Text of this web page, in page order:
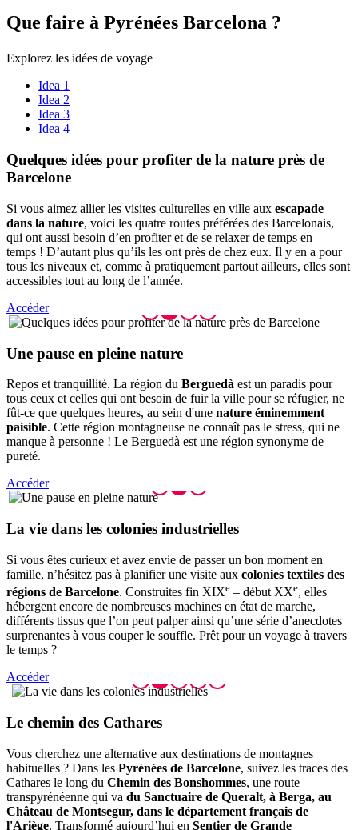
Que faire à Pyrénées Barcelona ?
Explorez les idées de voyage
Idea 1
Idea 2
Idea 3
Idea 4
Quelques idées pour profiter de la nature près de
Barcelone
Si vous aimez allier les visites culturelles en ville aux escapade
dans la nature, voici les quatre routes préférées des Barcelonais,
qui ont aussi besoin d’en profiter et de se relaxer de temps en
temps ! D’autant plus qu’ils les ont près de chez eux. Il y en a pour
tous les niveaux et, comme à pratiquement partout ailleurs, elles sont
accessibles tout au long de l’année.
Accéder
Une pause en pleine nature
Repos et tranquillité. La région du Berguedà est un paradis pour
tous ceux et celles qui ont besoin de fuir la ville pour se réfugier, ne
fût-ce que quelques heures, au sein d'une nature éminemment
paisible. Cette région montagneuse ne connaît pas le stress, qui ne
manque à personne ! Le Berguedà est une région synonyme de
pureté.
Accéder
La vie dans les colonies industrielles
Si vous êtes curieux et avez envie de passer un bon moment en
famille, n’hésitez pas à planifier une visite aux colonies textiles des
régions de Barcelone. Construites fin XIXe – début XXe, elles
hébergent encore de nombreuses machines en état de marche,
différents tissus que l’on peut palper ainsi qu’une série d’anecdotes
surprenantes à vous couper le souffle. Prêt pour un voyage à travers
le temps ?
Accéder
Le chemin des Cathares
Vous cherchez une alternative aux destinations de montagnes
habituelles ? Dans les Pyrénées de Barcelone, suivez les traces des
Cathares le long du Chemin des Bonshommes, une route
transpyrénéenne qui va du Sanctuaire de Queralt, à Berga, au
Château de Montsegur, dans le département français de
l'Ariège. Transformé aujourd’hui en Sentier de Grande